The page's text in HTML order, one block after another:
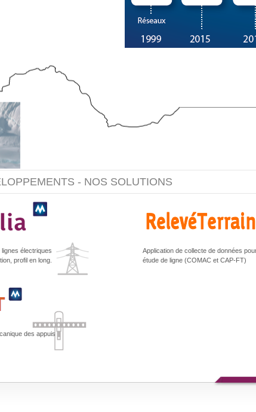
- NOS SOLUTIONS
électriques
profil en long.
Application de collecte de données
étude de ligne (COMAC et CAP-FT)
des appuis